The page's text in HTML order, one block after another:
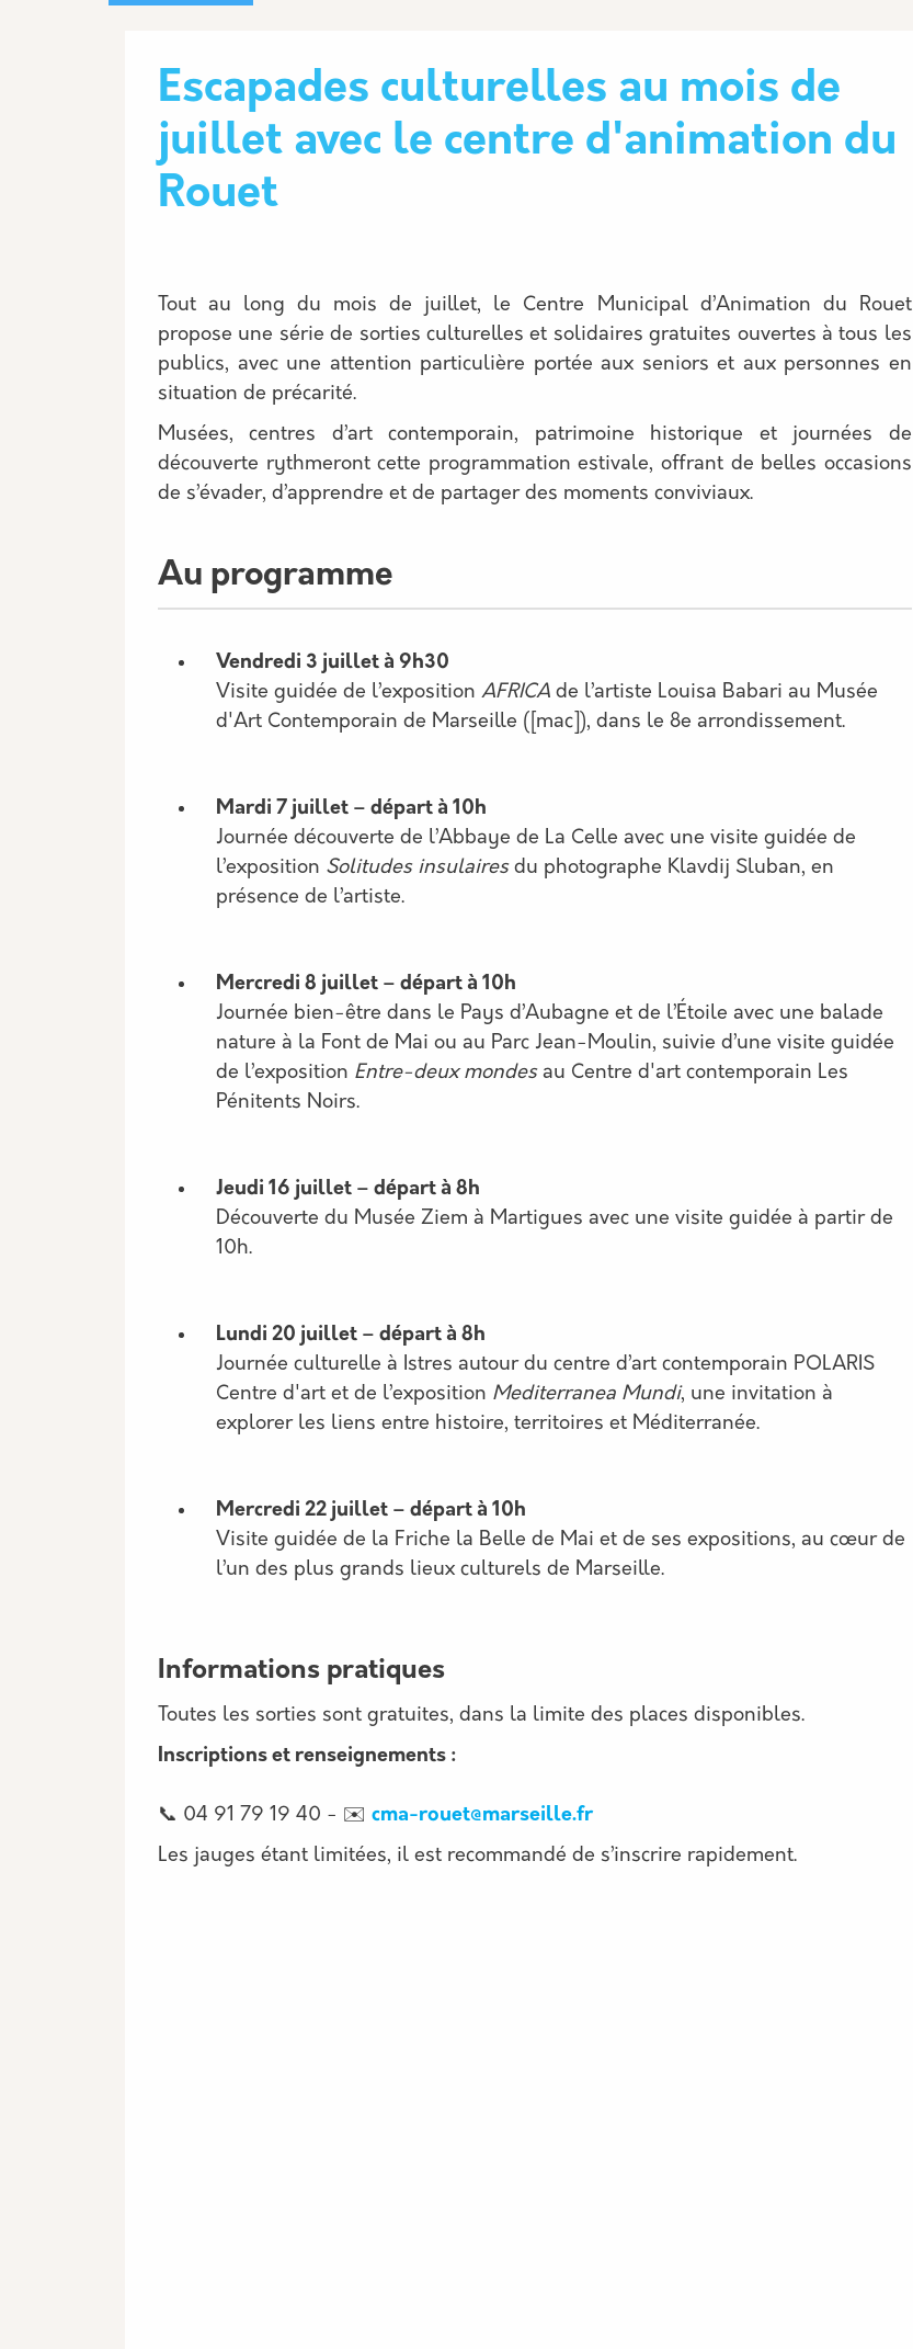
Escapades culturelles au mois de
juillet avec le centre d'animation du
Rouet
Description
Tout au long du mois de juillet, le Centre Municipal d’Animation du Rouet
propose une série de sorties culturelles et solidaires gratuites ouvertes à tous les
publics, avec une attention particulière portée aux seniors et aux personnes en
situation de précarité.
Musées, centres d’art contemporain, patrimoine historique et journées de
découverte rythmeront cette programmation estivale, offrant de belles occasions
de s’évader, d’apprendre et de partager des moments conviviaux.
Au programme
Vendredi 3 juillet à 9h30
Visite guidée de l’exposition AFRICA de l’artiste Louisa Babari au Musée
d'Art Contemporain de Marseille ([mac]), dans le 8e arrondissement.
Mardi 7 juillet – départ à 10h
Journée découverte de l’Abbaye de La Celle avec une visite guidée de
l’exposition Solitudes insulairesdu photographe Klavdij Sluban, en
présence de l’artiste.
Mercredi 8 juillet – départ à 10h
Journée bien-être dans le Pays d’Aubagne et de l’Étoile avec une balade
nature à la Font de Mai ou au Parc Jean-Moulin, suivie d’une visite guidée
de l’exposition Entre-deux mondesau Centre d'art contemporain Les
Pénitents Noirs.
Jeudi 16 juillet – départ à 8h
Découverte du Musée Ziem à Martigues avec une visite guidée à partir de
10h.
Lundi 20 juillet – départ à 8h
Journée culturelle à Istres autour du centre d’art contemporain POLARIS
Centre d'art et de l’exposition Mediterranea Mundi, une invitation à
explorer les liens entre histoire, territoires et Méditerranée.
Mercredi 22 juillet – départ à 10h
Visite guidée de la Friche la Belle de Mai et de ses expositions, au cœur de
l’un des plus grands lieux culturels de Marseille.
Informations pratiques
Toutes les sorties sont gratuites, dans la limite des places disponibles.
Inscriptions et renseignements :
📞 04 91 79 19 40 - ✉️ cma-rouet@marseille.fr
Les jauges étant limitées, il est recommandé de s’inscrire rapidement.